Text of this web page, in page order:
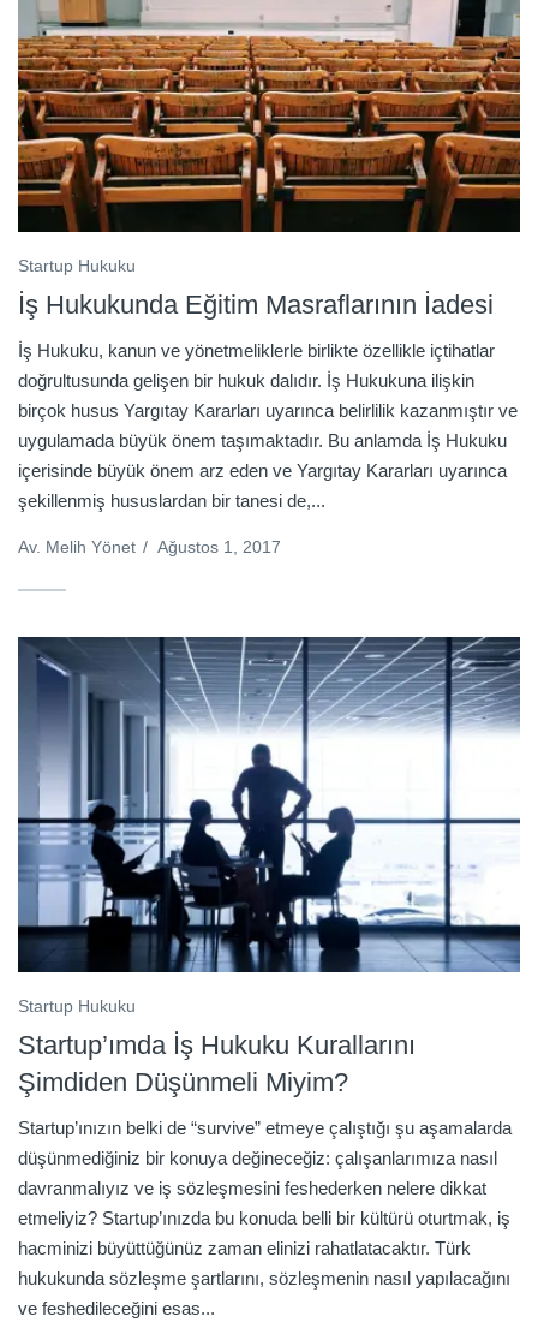
Startup Hukuku
İş Hukukunda Eğitim Masraflarının İadesi
İş Hukuku, kanun ve yönetmeliklerle birlikte özellikle içtihatlar
doğrultusunda gelişen bir hukuk dalıdır. İş Hukukuna ilişkin
birçok husus Yargıtay Kararları uyarınca belirlilik kazanmıştır ve
uygulamada büyük önem taşımaktadır. Bu anlamda İş Hukuku
içerisinde büyük önem arz eden ve Yargıtay Kararları uyarınca
şekillenmiş hususlardan bir tanesi de,...
Av. Melih Yönet / Ağustos 1, 2017
Startup Hukuku
Startup’ımda İş Hukuku Kurallarını
Şimdiden Düşünmeli Miyim?
Startup’ınızın belki de “survive” etmeye çalıştığı şu aşamalarda
düşünmediğiniz bir konuya değineceğiz: çalışanlarımıza nasıl
davranmalıyız ve iş sözleşmesini feshederken nelere dikkat
etmeliyiz? Startup’ınızda bu konuda belli bir kültürü oturtmak, iş
hacminizi büyüttüğünüz zaman elinizi rahatlatacaktır. Türk
hukukunda sözleşme şartlarını, sözleşmenin nasıl yapılacağını
ve feshedileceğini esas...